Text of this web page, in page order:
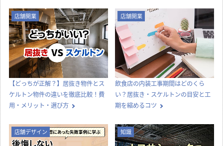
店舗開業
【どっちが正解？】居抜き物件とス
ケルトン物件の違いを徹底比較！費
用・メリット・選び方
店舗開業
飲食店の内装工事期間はどのくら
い？居抜き・スケルトンの目安と工
期を縮めるコツ
店舗デザイン 知識